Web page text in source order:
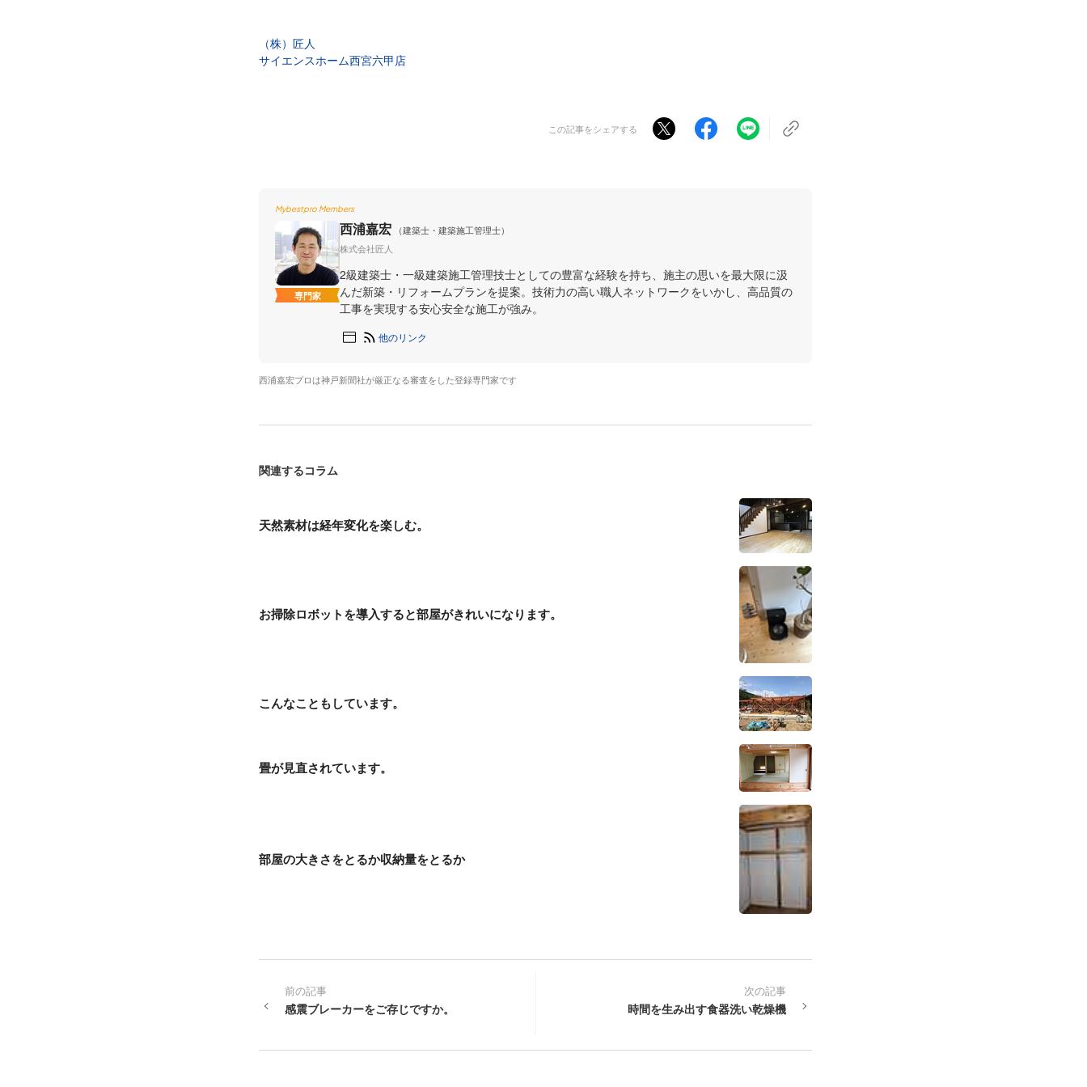
（株）匠人
サイエンスホーム西宮六甲店
この記事をシェアする
Mybestpro Members
専門家
西浦嘉宏
（建築士・建築施工管理士）
株式会社匠人
2級建築士・一級建築施工管理技士としての豊富な経験を持ち、施主の思いを最大限に汲
んだ新築・リフォームプランを提案。技術力の高い職人ネットワークをいかし、高品質の
工事を実現する安心安全な施工が強み。
他のリンク
西浦嘉宏プロは神戸新聞社が厳正なる審査をした登録専門家です
関連するコラム
天然素材は経年変化を楽しむ。
お掃除ロボットを導入すると部屋がきれいになります。
こんなこともしています。
畳が見直されています。
部屋の大きさをとるか収納量をとるか
前の記事
感震ブレーカーをご存じですか。
次の記事
時間を生み出す食器洗い乾燥機